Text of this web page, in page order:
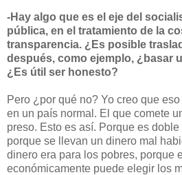
-Hay algo que es el eje del
pública, en el tratamiento de la
transparencia. ¿Es posible
después, como ejemplo, ¿basar
¿Es útil ser honesto?
Pero ¿por qué no? Yo creo que
en un país normal. El que comete
preso. Esto es así. Porque es
porque se llevan un dinero mal
dinero era para los pobres, porque
económicamente puede elegir los